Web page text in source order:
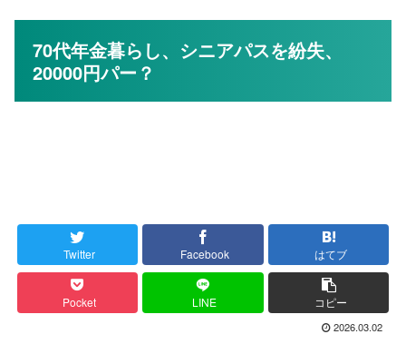
70代年金暮らし、シニアパスを紛失、
20000円パー？
Twitter Facebook はてブ
Pocket LINE コピー
2026.03.02